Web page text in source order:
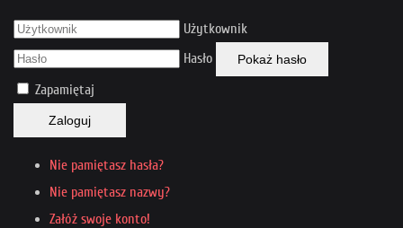
Użytkownik
Hasło
Pokaż hasło
Zapamiętaj
Zaloguj
Nie pamiętasz hasła?
Nie pamiętasz nazwy?
Załóż swoje konto!